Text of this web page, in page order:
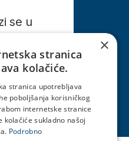
se u
×
stranica
kolačiće.
stranica upotrebljava
poboljšanja korisničkog
internetske stranice
kolačiće sukladno našoj
Podrobno